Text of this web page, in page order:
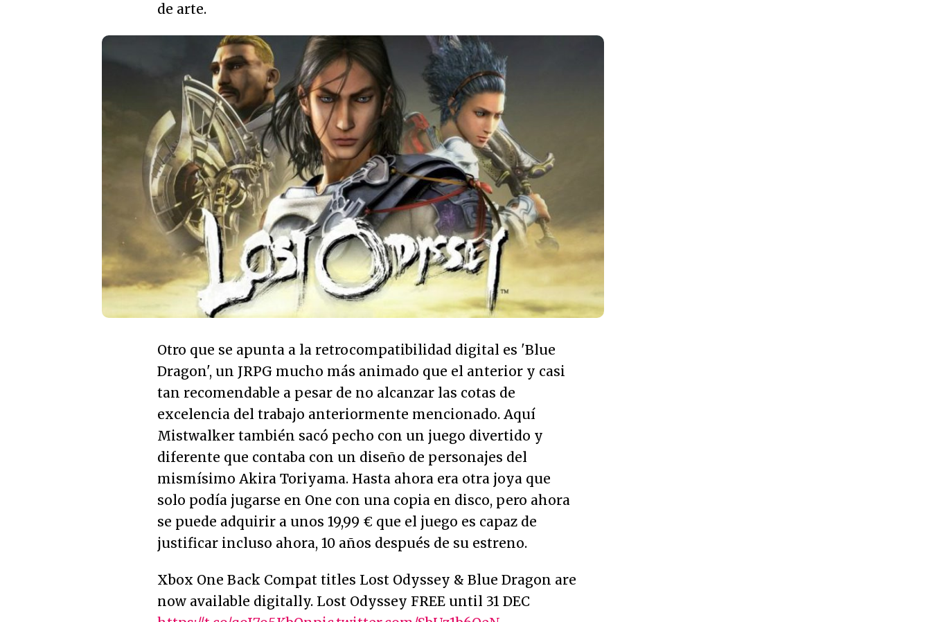
de arte.
Otro que se apunta a la retrocompatibilidad digital es 'Blue
Dragon', un JRPG mucho más animado que el anterior y casi
tan recomendable a pesar de no alcanzar las cotas de
excelencia del trabajo anteriormente mencionado. Aquí
Mistwalker también sacó pecho con un juego divertido y
diferente que contaba con un diseño de personajes del
mismísimo Akira Toriyama. Hasta ahora era otra joya que
solo podía jugarse en One con una copia en disco, pero ahora
se puede adquirir a unos 19,99 € que el juego es capaz de
justificar incluso ahora, 10 años después de su estreno.
Xbox One Back Compat titles Lost Odyssey & Blue Dragon are
now available digitally. Lost Odyssey FREE until 31 DEC